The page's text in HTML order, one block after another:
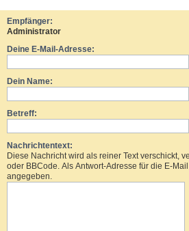
Empfänger:
Administrator
Deine E-Mail-Adresse:
Dein Name:
Betreff:
Nachrichtentext:
Diese Nachricht wird als reiner Text verschickt,
oder BBCode. Als Antwort-Adresse für die E-
angegeben.